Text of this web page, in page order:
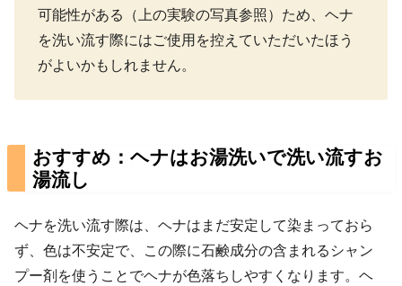
可能性がある（上の実験の写真参照）ため、ヘナ
を洗い流す際にはご使用を控えていただいたほう
がよいかもしれません。
おすすめ：ヘナはお湯洗いで洗い流すお
湯流し
ヘナを洗い流す際は、ヘナはまだ安定して染まっておら
ず、色は不安定で、この際に石鹸成分の含まれるシャン
プー剤を使うことでヘナが色落ちしやすくなります。ヘ